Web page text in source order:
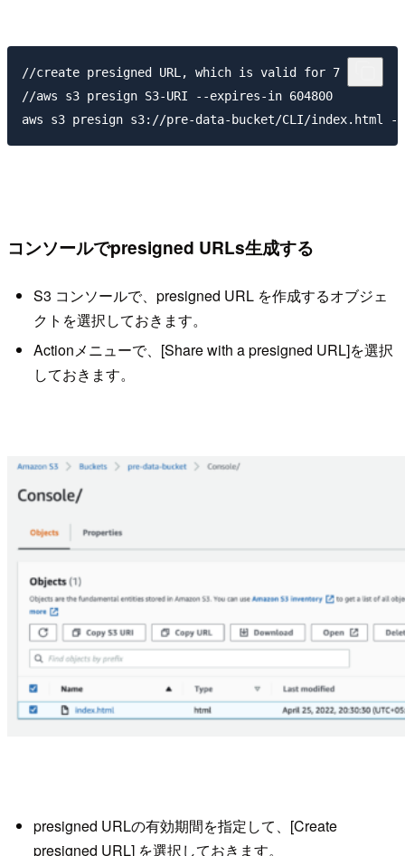
//create presigned URL, which is valid for 7 days
//aws s3 presign S3-URI --expires-in 604800
コンソールでpresigned URLs生成する
S3 コンソールで、presigned URL を作成するオブジェ
クトを選択しておきます。
Actionメニューで、[Share with a presigned URL]を選択
しておきます。
presigned URLの有効期間を指定して、[Create
presigned URL] を選択しておきます。